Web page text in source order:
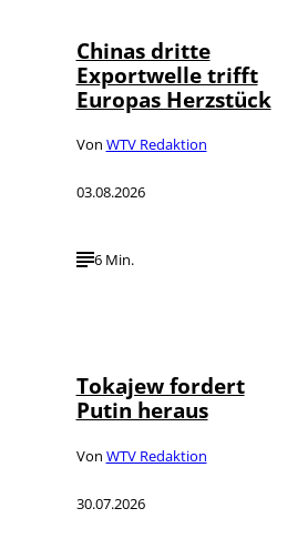
Chinas dritte
Exportwelle trifft
Europas Herzstück
Von WTV Redaktion
03.08.2026
6 Min.
Tokajew fordert
Putin heraus
Von WTV Redaktion
30.07.2026